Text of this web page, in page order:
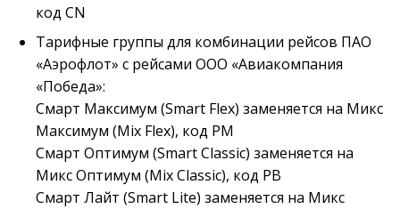
код CN
Тарифные группы для комбинации рейсов ПАО
«Аэрофлот» с рейсами ООО «Авиакомпания
«Победа»:
Смарт Максимум (Smart Flex) заменяется на Микс
Максимум (Mix Flex), код PM
Смарт Оптимум (Smart Classic) заменяется на
Микс Оптимум (Mix Classic), код PB
Смарт Лайт (Smart Lite) заменяется на Микс